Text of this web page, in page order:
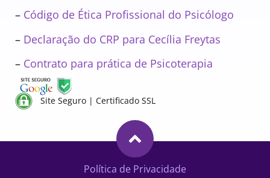
– Código de Ética Profissional do Psicólogo
– Declaração do CRP para Cecília Freytas
– Contrato para prática de Psicoterapia
Site Seguro | Certificado SSL
Política de Privacidade